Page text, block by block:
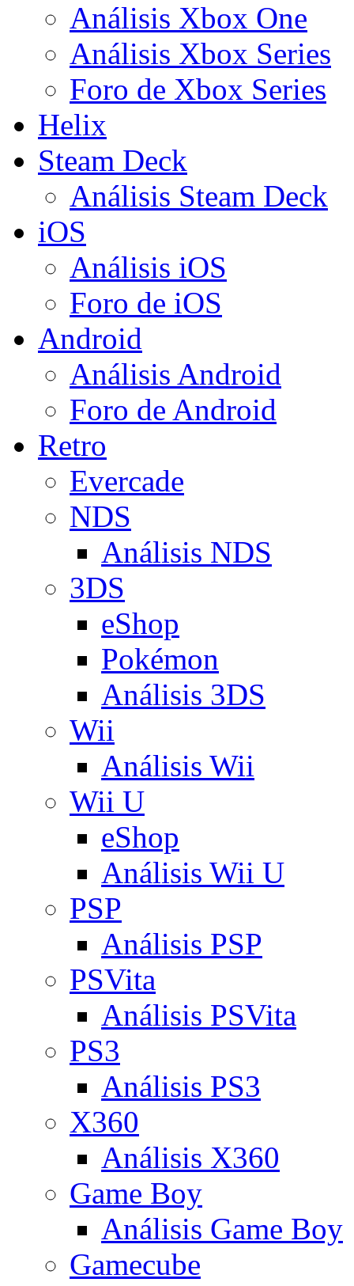
Análisis Xbox One
Análisis Xbox Series
Foro de Xbox Series
Helix
Steam Deck
Análisis Steam Deck
iOS
Análisis iOS
Foro de iOS
Android
Análisis Android
Foro de Android
Retro
Evercade
NDS
Análisis NDS
3DS
eShop
Pokémon
Análisis 3DS
Wii
Análisis Wii
Wii U
eShop
Análisis Wii U
PSP
Análisis PSP
PSVita
Análisis PSVita
PS3
Análisis PS3
X360
Análisis X360
Game Boy
Análisis Game Boy
Gamecube